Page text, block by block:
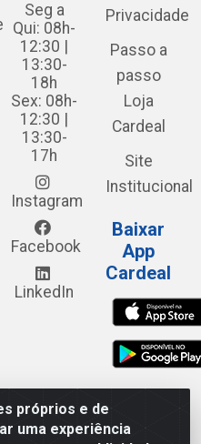
próprios e de
uma experiência
Seg a
Qui: 08h-
12:30 |
13:30-
18h
Sex: 08h-
12:30 |
13:30-
17h
Instagram
Facebook
LinkedIn
Privacidade
Passo a
passo
Loja
Cardeal
Site
Institucional
Baixar
App
Cardeal
Alto do Moura, 582 - Alto
55.040-120 - CNPJ